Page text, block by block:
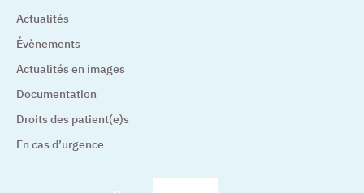
Actualités
Évènements
Actualités en images
Documentation
Droits des patient(e)s
En cas d’urgence